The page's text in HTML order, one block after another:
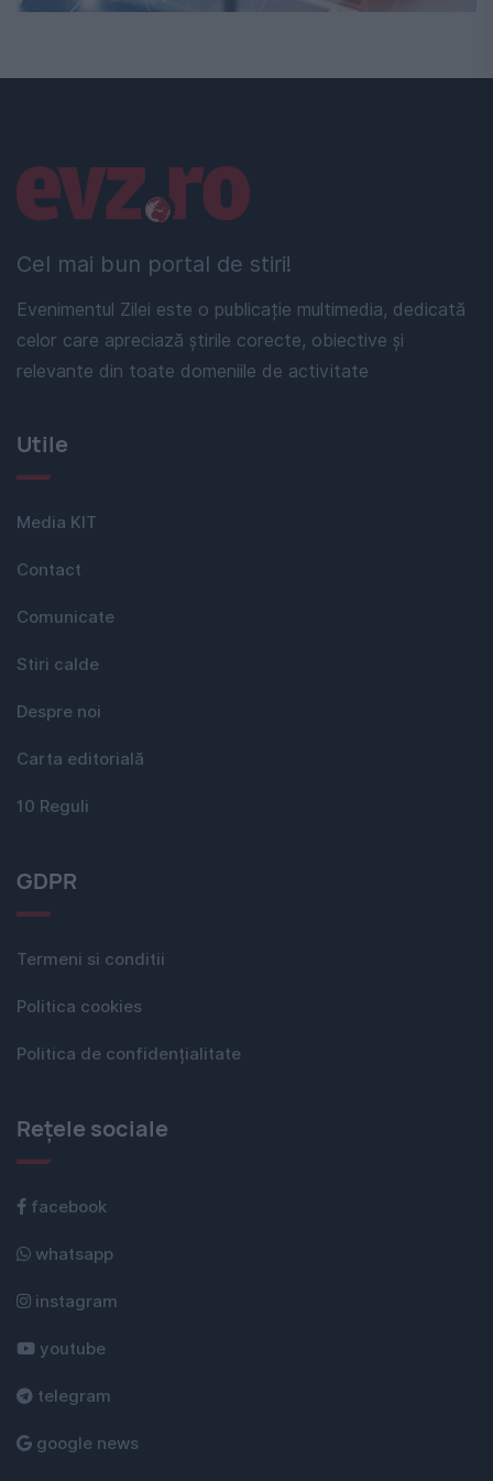
Cel mai bun portal de stiri!
Evenimentul Zilei este o publicație multimedia, dedicată
celor care apreciază știrile corecte, obiective și
relevante din toate domeniile de activitate
Linkuri utile
Utile
Media KIT
Contact
Comunicate
Stiri calde
Despre noi
Carta editorială
10 Reguli
GDPR
Termeni si conditii
Politica cookies
Politica de confidențialitate
Rețele sociale
facebook
whatsapp
instagram
youtube
telegram
google news